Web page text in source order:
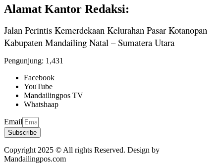
Alamat Kantor Redaksi:
Jalan Perintis Kemerdekaan Kelurahan Pasar Kotanopan
Kabupaten Mandailing Natal – Sumatera Utara
Pengunjung: 1,431
Facebook
YouTube
Mandailingpos TV
Whatshaap
Email
Subscribe
Copyright 2025 © All rights Reserved. Design by
Mandailingpos.com